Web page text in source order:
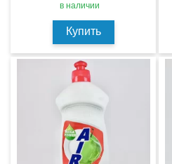
в наличии
Купить